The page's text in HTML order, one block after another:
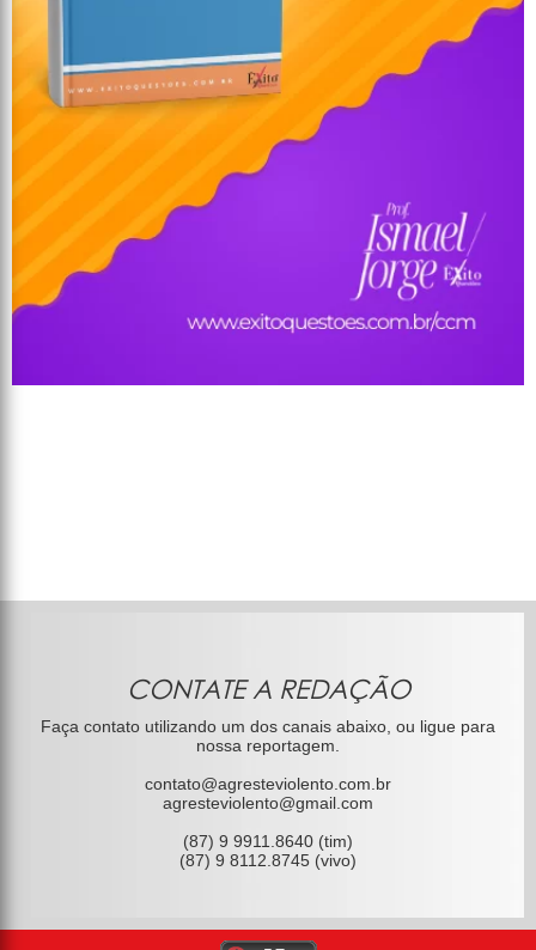
CONTATE A REDAÇÃO
Faça contato utilizando um dos canais abaixo, ou ligue para
nossa reportagem.
contato@agresteviolento.com.br
agresteviolento@gmail.com
(87) 9 9911.8640 (tim)
(87) 9 8112.8745 (vivo)